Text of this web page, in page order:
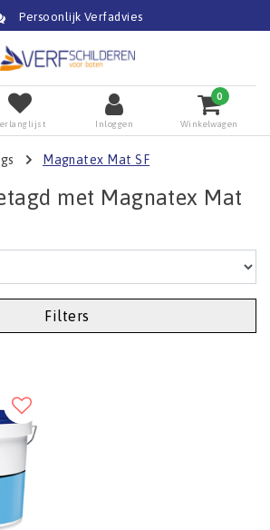
Persoonlijk Verfadvies
Inloggen
0
Winkelwagen
Magnatex Mat SF
met Magnatex Mat
Filters